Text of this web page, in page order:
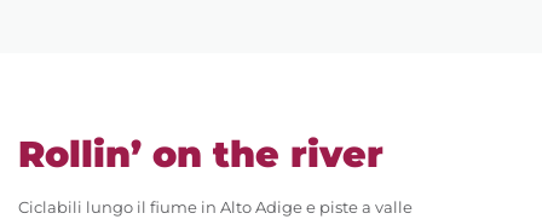
Rollin’ on the river
Ciclabili lungo il fiume in Alto Adige e piste a valle